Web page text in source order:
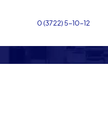
0 (3722) 5-10-12